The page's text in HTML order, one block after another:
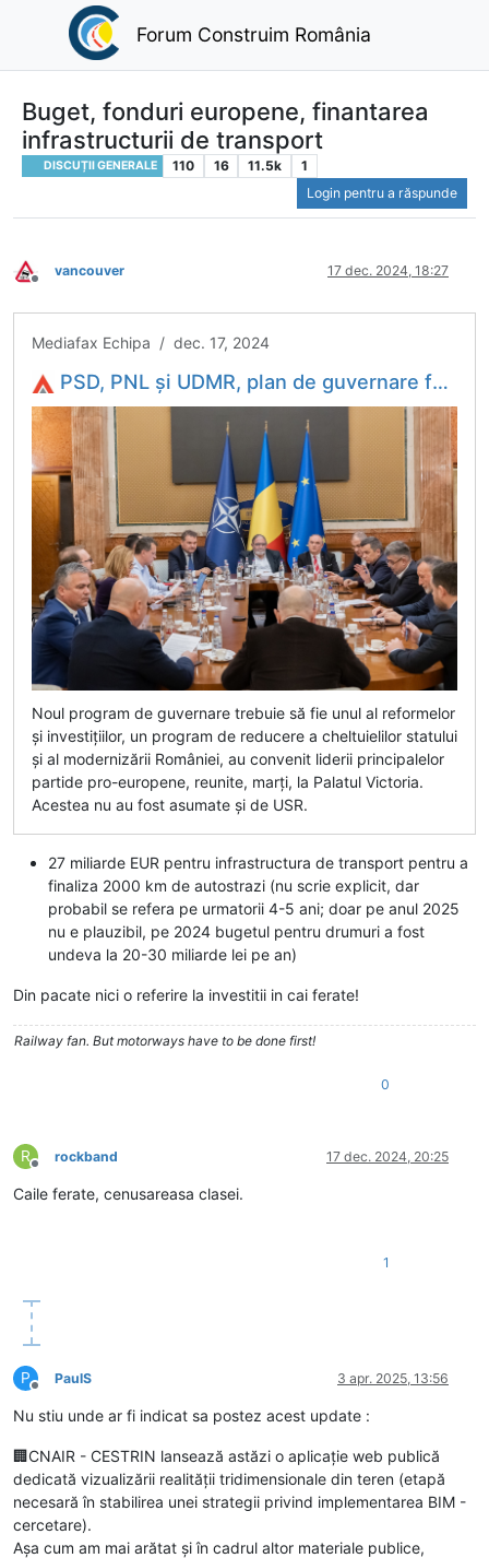
Forum Construim România
Buget, fonduri europene, finantarea
infrastructurii de transport
DISCUȚII GENERALE 110 16 11.5k
1
Login pentru a răspunde
Deconectat
vancouver 17 dec. 2024, 18:27
Mediafax Echipa / dec. 17, 2024
PSD, PNL şi UDMR, plan de guvernare fără USR. Liderii partidelor au convenit asupra noului program de guvernare. USR nu a semnat
Noul program de guvernare trebuie să fie unul al reformelor
şi investiţiilor, un program de reducere a cheltuielilor statului
şi al modernizării României, au convenit liderii principalelor
partide pro-europene, reunite, marţi, la Palatul Victoria.
Acestea nu au fost asumate şi de USR.
27 miliarde EUR pentru infrastructura de transport pentru a
finaliza 2000 km de autostrazi (nu scrie explicit, dar
probabil se refera pe urmatorii 4-5 ani; doar pe anul 2025
nu e plauzibil, pe 2024 bugetul pentru drumuri a fost
undeva la 20-30 miliarde lei pe an)
Din pacate nici o referire la investitii in cai ferate!
Railway fan. But motorways have to be done first!
0
R
Deconectat
rockband 17 dec. 2024, 20:25
Caile ferate, cenusareasa clasei.
1
P
Deconectat
PaulS 3 apr. 2025, 13:56
Nu stiu unde ar fi indicat sa postez acest update :
🏢CNAIR - CESTRIN lansează astăzi o aplicație web publică
dedicată vizualizării realității tridimensionale din teren (etapă
necesară în stabilirea unei strategii privind implementarea BIM -
cercetare).
Așa cum am mai arătat și în cadrul altor materiale publice,